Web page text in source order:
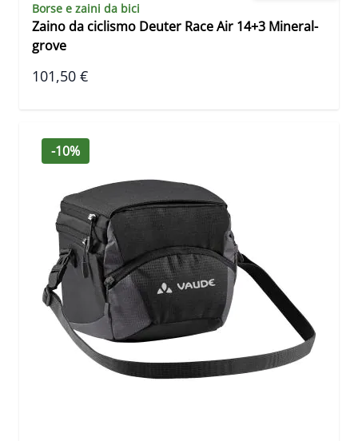
Borse e zaini da bici
Zaino da ciclismo Deuter Race Air 14+3 Mineral-
grove
101,50 €
-10%